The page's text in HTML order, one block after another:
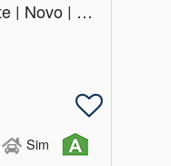
Apartamento | T3 | Suíte | Novo | Porto
Sim